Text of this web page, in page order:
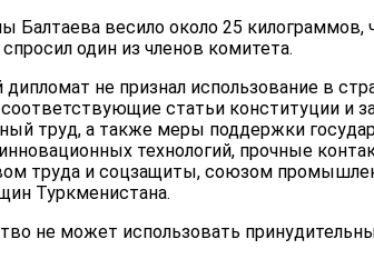
Балтаева весило около 25
один из членов комитета.
не признал использование в
соответствующие статьи конституции и
труд, а также меры поддержки
технологий, прочные
труда и соцзащиты, союзом
Туркменистана.
не может использовать